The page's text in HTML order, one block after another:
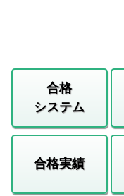
合格
システム
合格実績